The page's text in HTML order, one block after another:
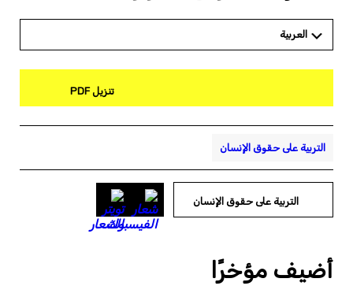
العربية
تنزيل PDF
التربية على حقوق الإنسان
التربية على حقوق الإنسان
أضيف مؤخرًا